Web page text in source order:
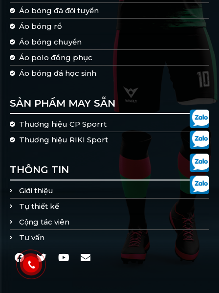
Áo bóng đá đội tuyển
Áo bóng rổ
Áo bóng chuyền
Áo polo đồng phục
Áo bóng đá học sinh
SẢN PHẨM MAY SẴN
Thương hiệu CP Sporrt
Thương hiệu RIKI Sport
THÔNG TIN
Giới thiệu
Tự thiết kế
Cộng tác viên
Tư vấn